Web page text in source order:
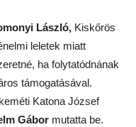
László, Kiskőrös
leletek miatt
ha folytatódnának
támogatásával.
Katona József
Gábor mutatta be.